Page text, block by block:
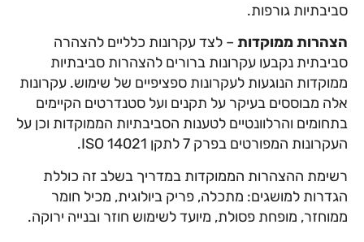
סביבתיות גורפות.
הצהרות ממוקדות – לצד עקרונות כלליים להצהרה
סביבתית נקבעו עקרונות ברורים להצהרות סביבתיות
ממוקדות הנוגעות לעקרונות ספציפיים של שימוש. עקרונות
אלה מבוססים בעיקר על תקנים ועל סטנדרטים הקיימים
בתחומים והרלוונטיים לטענות הסביבתיות הממוקדות וכן על
העקרונות המפורטים בפרק 7 לתקן ISO 14021.
רשימת ההצהרות הממוקדות במדריך בשלב זה כוללת
הגדרות למושגים: מתכלה, פריק ביולוגית, מכיל חומר
ממוחזר, מופחת פסולת, מיועד לשימוש חוזר ובנייה ירוקה.